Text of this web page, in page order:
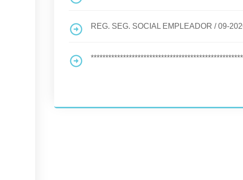
REG. SEG. SOCIAL EMPLEADOR /09-
****************************************************